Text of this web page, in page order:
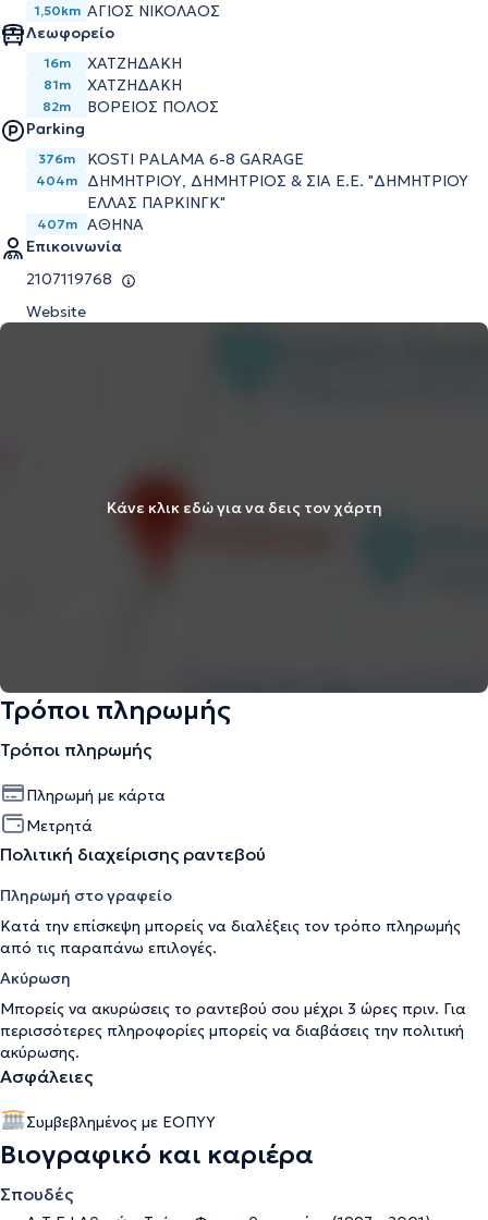
1,50km ΑΓΙΟΣ ΝΙΚΟΛΑΟΣ
Λεωφορείο
16m ΧΑΤΖΗΔΑΚΗ
81m ΧΑΤΖΗΔΑΚΗ
82m
ΒΟΡΕΙΟΣ ΠΟΛΟΣ
Parking
376m KOSTI PALAMA 6-8 GARAGE
404m
ΔΗΜΗΤΡΙΟΥ, ΔΗΜΗΤΡΙΟΣ & ΣΙΑ Ε.Ε. "ΔΗΜΗΤΡΙΟΥ
ΕΛΛΑΣ ΠΑΡΚΙΝΓΚ"
407m
ΑΘΗΝΑ
Επικοινωνία
2107119768
Website
Κάνε κλικ εδώ για να δεις τον χάρτη
Τρόποι πληρωμής
Τρόποι πληρωμής
Πληρωμή με κάρτα
Μετρητά
Πολιτική διαχείρισης ραντεβού
Πληρωμή στο γραφείο
Κατά την επίσκεψη μπορείς να διαλέξεις τον τρόπο πληρωμής
από τις παραπάνω επιλογές.
Ακύρωση
Μπορείς να ακυρώσεις το ραντεβού σου μέχρι 3 ώρες πριν. Για
περισσότερες πληροφορίες μπορείς να διαβάσεις την πολιτική
ακύρωσης.
Ασφάλειες
Συμβεβλημένος με ΕΟΠΥΥ
Βιογραφικό και καριέρα
Σπουδές